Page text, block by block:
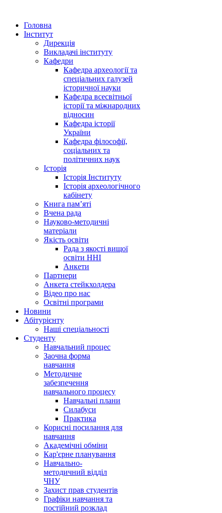
Головна
Інститут
Дирекція
Викладачі інституту
Кафедри
Кафедра археології та
спеціальних галузей
історичної науки
Кафедра всесвітньої
історії та міжнародних
відносин
Кафедра історії
України
Кафедра філософії,
соціальних та
політичних наук
Історія
Історія Інституту
Історія археологічного
кабінету
Книга памʼяті
Вчена рада
Науково-методичні
матеріали
Якість освіти
Рада з якості вищої
освіти ННІ
Анкети
Партнери
Анкета стейкхолдера
Відео про нас
Освітні програми
Hовини
Абітурієнту
Наші спеціальності
Студенту
Навчальний процес
Заочна форма
навчання
Методичне
забезпечення
навчального процесу
Навчальні плани
Силабуси
Практика
Корисні посилання для
навчання
Академічні обміни
Кар'єрне планування
Навчально-
методичний відділ
ЧНУ
Захист прав студентів
Графіки навчання та
постійний розклад